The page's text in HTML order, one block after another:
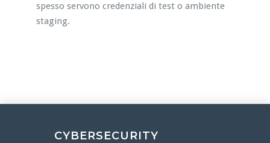
spesso servono credenziali di test o ambiente
staging.
CYBERSECURITY